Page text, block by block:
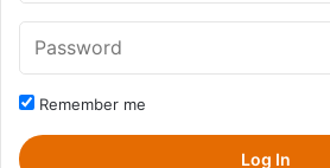
Remember me
Log In